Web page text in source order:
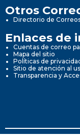
Otros
Directorio de
Enlaces de
Cuentas de correo
Mapa del sitio
Políticas de
Sitio de atención al
Transparencia y